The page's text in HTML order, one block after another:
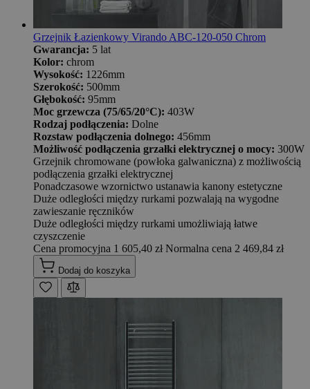
Grzejnik Łazienkowy Virando ABC-120-050 Chrom
Gwarancja: 5 lat
Kolor: chrom
Wysokość: 1226mm
Szerokość: 500mm
Głębokość: 95mm
Moc grzewcza (75/65/20°C): 403W
Rodzaj podłączenia: Dolne
Rozstaw podłączenia dolnego: 456mm
Możliwość podłączenia grzałki elektrycznej o mocy: 300W
Grzejnik chromowane (powłoka galwaniczna) z możliwością
podłączenia grzałki elektrycznej
Ponadczasowe wzornictwo ustanawia kanony estetyczne
Duże odległości między rurkami pozwalają na wygodne
zawieszanie ręczników
Duże odległości między rurkami umożliwiają łatwe
czyszczenie
Cena promocyjna 1 605,40 zł Normalna cena 2 469,84 zł
Dodaj do koszyka